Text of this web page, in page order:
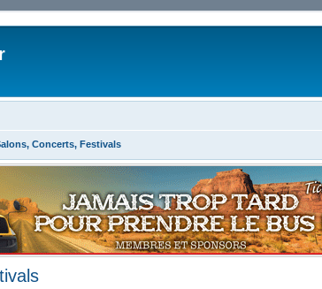
Concerts, Festivals